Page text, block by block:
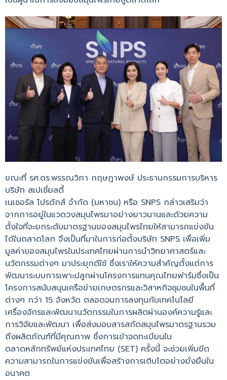
ขณะที่ รศ.ดร.พรรณวิภา กฤษฎาพงษ์ ประธานกรรมการบริหาร
บริษัท สเปเชี่ยลตี้
เนเชอรัล โปรดักส์ จำกัด (มหาชน) หรือ SNPS กล่าวเสริมว่า
จากการอยู่ในแวดวงสมุนไพรมาอย่างยาวนานและด้วยความ
ตั้งใจที่จะยกระดับมาตรฐานของสมุนไพรไทยให้สามารถแข่งขัน
ได้ในตลาดโลก จึงเป็นที่มาในการก่อตั้งบริษัท SNPS เพื่อเพิ่ม
มูลค่าของสมุนไพรในประเทศไทยผ่านการนำวิทยาศาสตร์และ
นวัตกรรมต่างๆ มาประยุกต์ใช้ ซึ่งเราให้ความสำคัญตั้งแต่การ
พัฒนาระบบการเพาะปลูกผ่านโครงการแทนคุณไทยฟาร์มซึ่งเป็น
โครงการสนับสนุนเครือข่ายเกษตรกรและวิสาหกิจชุมชนในพื้นที่
ต่างๆ กว่า 15 จังหวัด ตลอดจนการลงทุนกับเทคโนโลยี
เครื่องจักรและพัฒนานวัตกรรมในการผลิตผ่านองค์ความรู้และ
การวิจัยและพัฒนา เพื่อส่งมอบสารสกัดสมุนไพรมาตรฐานรวม
ถึงผลิตภัณฑ์ที่มีคุณภาพ ซึ่งการเข้าจดทะเบียนใน
ตลาดหลักทรัพย์แห่งประเทศไทย (SET) ครั้งนี้ จะช่วยเพิ่มขีด
ความสามารถในการแข่งขันเพื่อสร้างการเติบโตอย่างยั่งยืนใน
อนาคต